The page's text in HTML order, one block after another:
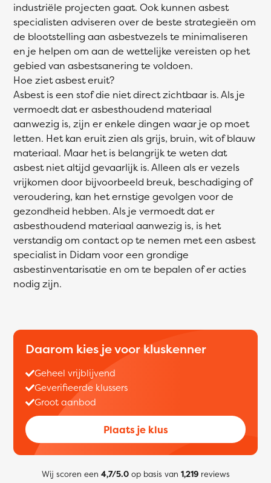
industriële projecten gaat. Ook kunnen asbest
specialisten adviseren over de beste strategieën om
de blootstelling aan asbestvezels te minimaliseren
en je helpen om aan de wettelijke vereisten op het
gebied van asbestsanering te voldoen.
Hoe ziet asbest eruit?
Asbest is een stof die niet direct zichtbaar is. Als je
vermoedt dat er asbesthoudend materiaal
aanwezig is, zijn er enkele dingen waar je op moet
letten. Het kan eruit zien als grijs, bruin, wit of blauw
materiaal. Maar het is belangrijk te weten dat
asbest niet altijd gevaarlijk is. Alleen als er vezels
vrijkomen door bijvoorbeeld breuk, beschadiging of
veroudering, kan het ernstige gevolgen voor de
gezondheid hebben. Als je vermoedt dat er
asbesthoudend materiaal aanwezig is, is het
verstandig om contact op te nemen met een asbest
specialist in Didam voor een grondige
asbestinventarisatie en om te bepalen of er acties
nodig zijn.
Daarom kies je voor kluskenner
Geheel vrijblijvend
Geverifieerde klussers
Groot aanbod
Plaats je klus
Wij scoren een 4,7/5.0op basis van 1,219reviews